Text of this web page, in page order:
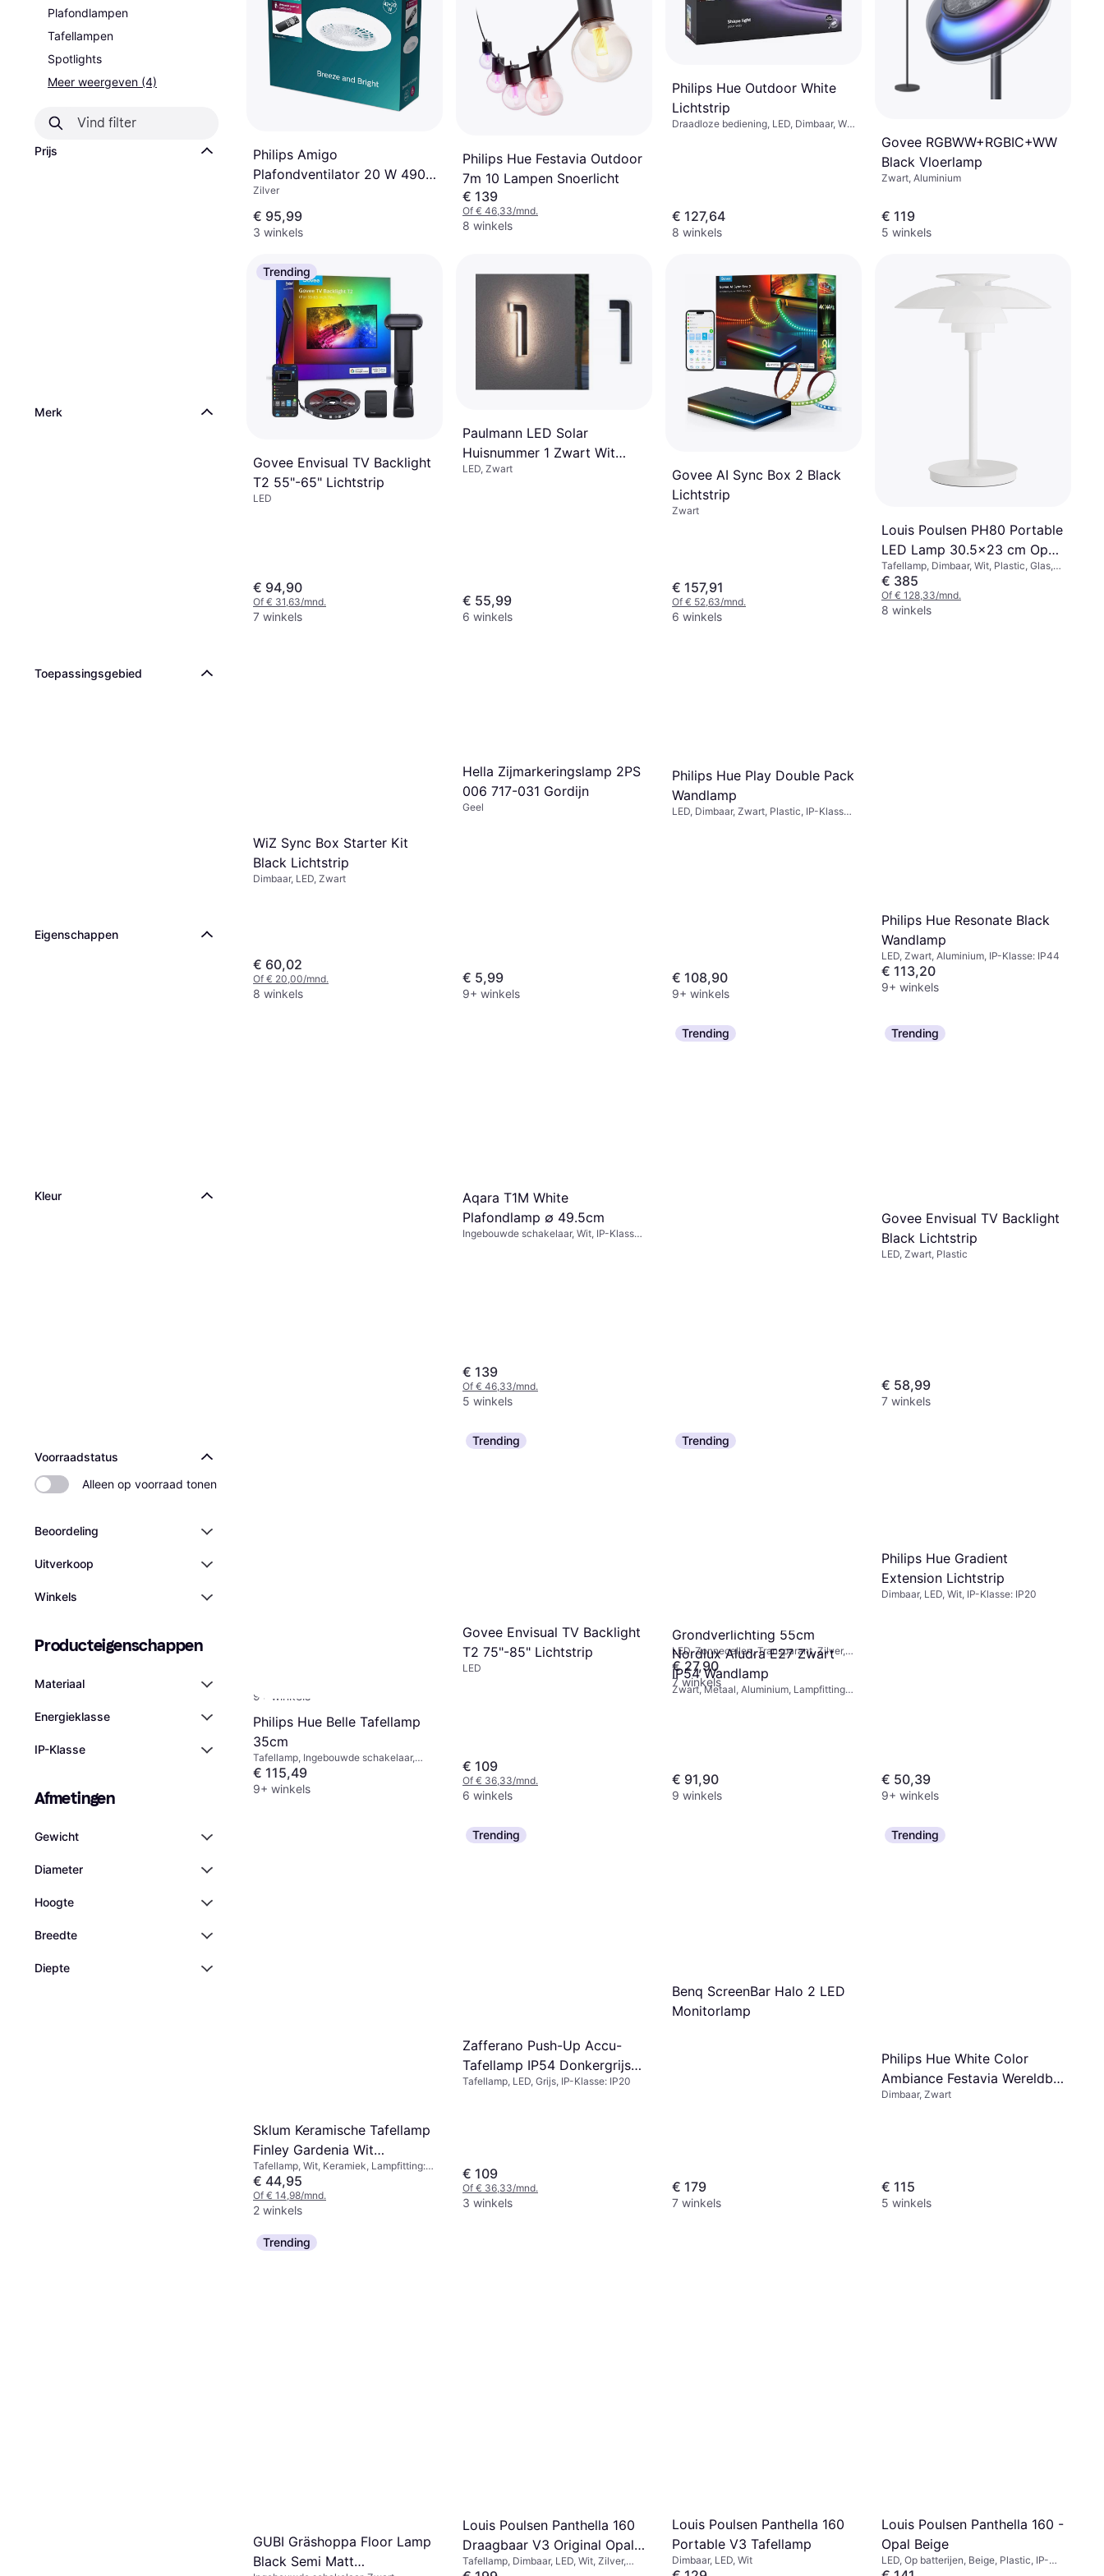
Plafondlampen
Tafellampen
Spotlights
Meer weergeven (4)
Prijs
Merk
Toepassingsgebied
Eigenschappen
Kleur
Voorraadstatus
Alleen op voorraad tonen
Beoordeling
Uitverkoop
Winkels
Producteigenschappen
Materiaal
Energieklasse
IP-Klasse
Afmetingen
Gewicht
Diameter
Hoogte
Breedte
Diepte
Philips Amigo
Plafondventilator 20 W 490
mm x 137 mm
Zilver
€ 95,99
3 winkels
Philips Hue Festavia Outdoor
7m 10 Lampen Snoerlicht
€ 139
Of € 46,33/mnd.
8 winkels
Philips Hue Outdoor White
Lichtstrip
Draadloze bediening, LED, Dimbaar, Wit,
€ 127,64
8 winkels
Govee RGBWW+RGBIC+WW
Black Vloerlamp
Zwart, Aluminium
€ 119
5 winkels
Trending
Govee Envisual TV Backlight
T2 55"-65" Lichtstrip
LED
€ 94,90
Of € 31,63/mnd.
7 winkels
Paulmann LED Solar
Huisnummer 1 Zwart Wit
Lichtstrip
LED, Zwart
€ 55,99
6 winkels
Govee AI Sync Box 2 Black
Lichtstrip
Zwart
€ 157,91
Of € 52,63/mnd.
6 winkels
Louis Poulsen PH80 Portable
LED Lamp 30.5x23 cm Opal
White Tafellamp
Tafellamp, Dimbaar, Wit, Plastic, Glas,
Aluminium, IP-Klasse: IP44
€ 385
Of € 128,33/mnd.
8 winkels
WiZ Sync Box Starter Kit
Black Lichtstrip
Dimbaar, LED, Zwart
€ 60,02
Of € 20,00/mnd.
8 winkels
Hella Zijmarkeringslamp 2PS
006 717-031 Gordijn
Geel
€ 5,99
9+ winkels
Philips Hue Play Double Pack
Wandlamp
LED, Dimbaar, Zwart, Plastic, IP-Klasse:
€ 108,90
9+ winkels
Philips Hue Resonate Black
Wandlamp
LED, Zwart, Aluminium, IP-Klasse: IP44
€ 113,20
9+ winkels
9+ winkels
Aqara T1M White
Plafondlamp ∅ 49.5cm
Ingebouwde schakelaar, Wit, IP-Klasse:
€ 139
Of € 46,33/mnd.
5 winkels
Trending
Grondverlichting 55cm
LED, Zonnecellen, Transparant, Zilver,
Wit, Roestvrij staal, Staal, IP-Klasse:
IP44
€ 27,90
7 winkels
Trending
Govee Envisual TV Backlight
Black Lichtstrip
LED, Zwart, Plastic
€ 58,99
7 winkels
Philips Hue Belle Tafellamp
35cm
Tafellamp, Ingebouwde schakelaar,
LED, Zwart, Metaal, IP-Klasse: IP54,
IP20
€ 115,49
9+ winkels
Trending
Govee Envisual TV Backlight
T2 75"-85" Lichtstrip
LED
€ 109
Of € 36,33/mnd.
6 winkels
Trending
Nordlux Aludra E27 Zwart
IP54 Wandlamp
Zwart, Metaal, Aluminium, Lampfitting:
€ 91,90
9 winkels
Philips Hue Gradient
Extension Lichtstrip
Dimbaar, LED, Wit, IP-Klasse: IP20
€ 50,39
9+ winkels
Sklum Keramische Tafellamp
Finley Gardenia Wit
Tafellamp
Tafellamp, Wit, Keramiek, Lampfitting:
E27
€ 44,95
Of € 14,98/mnd.
2 winkels
Trending
Zafferano Push-Up Accu-
Tafellamp IP54 Donkergrijs
Tafellamp
Tafellamp, LED, Grijs, IP-Klasse: IP20
€ 109
Of € 36,33/mnd.
3 winkels
Benq ScreenBar Halo 2 LED
Monitorlamp
€ 179
7 winkels
Trending
Philips Hue White Color
Ambiance Festavia Wereldbol
7m Snoerlicht
Dimbaar, Zwart
€ 115
5 winkels
Trending
GUBI Gräshoppa Floor Lamp
Black Semi Matt
Louis Poulsen Panthella 160
Draagbaar V3 Original Opal
Green Tafellamp
Tafellamp, Dimbaar, LED, Wit, Zilver,
Louis Poulsen Panthella 160
Portable V3 Tafellamp
Dimbaar, LED, Wit
Louis Poulsen Panthella 160 -
Opal Beige
LED, Op batterijen, Beige, Plastic, IP-
Klasse: IP44